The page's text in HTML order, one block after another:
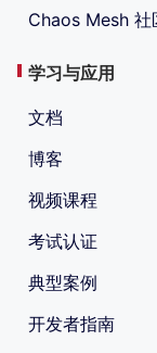
Chaos Mesh 社
学习与应用
文档
博客
视频课程
考试认证
典型案例
开发者指南